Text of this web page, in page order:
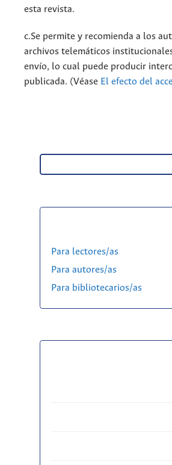
esta revista.
c.Se permite y recomienda a los
archivos telemáticos
envío, lo cual puede producir
publicada. (Véase El efecto del
Para lectores/as
Para autores/as
Para bibliotecarios/as